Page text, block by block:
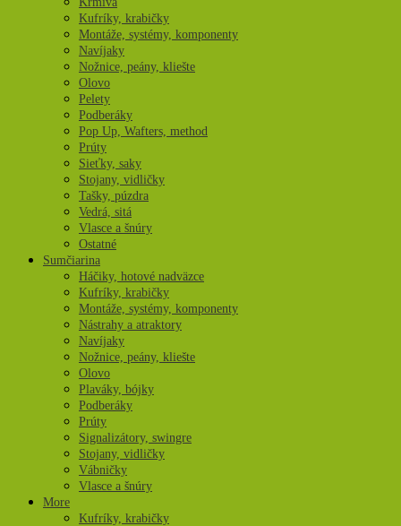
Kufríky, krabičky
Montáže, systémy, komponenty
Navíjaky
Nožnice, peány, kliešte
Olovo
Pelety
Podberáky
Pop Up, Wafters, method
Prúty
Sieťky, saky
Stojany, vidličky
Tašky, púzdra
Vedrá, sitá
Vlasce a šnúry
Ostatné
Sumčiarina
Háčiky, hotové nadväzce
Kufríky, krabičky
Montáže, systémy, komponenty
Nástrahy a atraktory
Navíjaky
Nožnice, peány, kliešte
Olovo
Plaváky, bójky
Podberáky
Prúty
Signalizátory, swingre
Stojany, vidličky
Vábničky
Vlasce a šnúry
More
Kufríky, krabičky